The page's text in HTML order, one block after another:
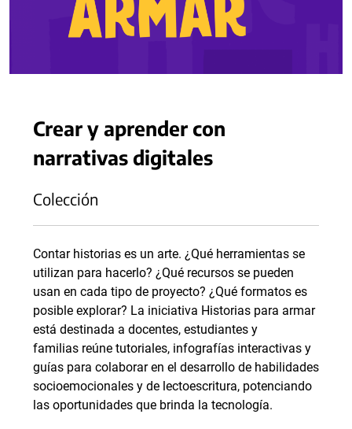
Crear y aprender con
narrativas digitales
Colección
Contar historias es un arte. ¿Qué herramientas se
utilizan para hacerlo? ¿Qué recursos se pueden
usan en cada tipo de proyecto? ¿Qué formatos es
posible explorar? La iniciativa Historias para armar
está destinada a docentes, estudiantes y
familias reúne tutoriales, infografías interactivas y
guías para colaborar en el desarrollo de habilidades
socioemocionales y de lectoescritura, potenciando
las oportunidades que brinda la tecnología.